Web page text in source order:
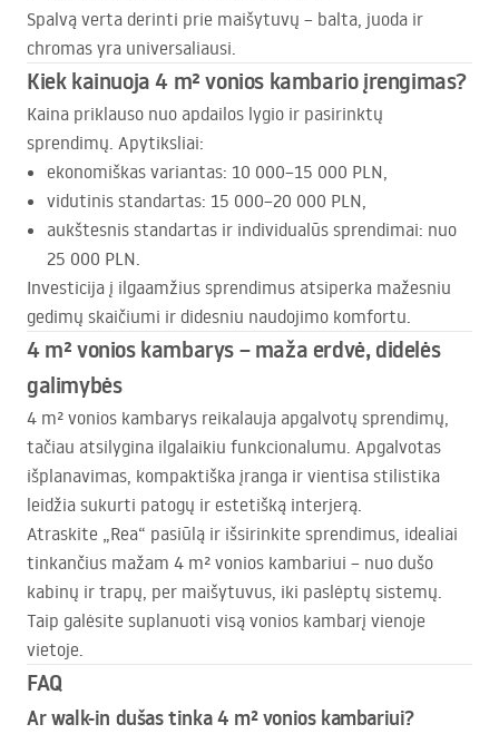
Spalvą verta derinti prie maišytuvų – balta, juoda ir
chromas yra universaliausi.
Kiek kainuoja 4 m² vonios kambario įrengimas?
Kaina priklauso nuo apdailos lygio ir pasirinktų
sprendimų. Apytiksliai:
ekonomiškas variantas: 10 000–15 000 PLN,
vidutinis standartas: 15 000–20 000 PLN,
aukštesnis standartas ir individualūs sprendimai: nuo
25 000 PLN.
Investicija į ilgaamžius sprendimus atsiperka mažesniu
gedimų skaičiumi ir didesniu naudojimo komfortu.
4 m² vonios kambarys – maža erdvė, didelės
galimybės
4 m² vonios kambarys reikalauja apgalvotų sprendimų,
tačiau atsilygina ilgalaikiu funkcionalumu. Apgalvotas
išplanavimas, kompaktiška įranga ir vientisa stilistika
leidžia sukurti patogų ir estetišką interjerą.
Atraskite „Rea“ pasiūlą ir išsirinkite sprendimus, idealiai
tinkančius mažam 4 m² vonios kambariui – nuo dušo
kabinų ir trapų, per maišytuvus, iki paslėptų sistemų.
Taip galėsite suplanuoti visą vonios kambarį vienoje
vietoje.
FAQ
Ar walk-in dušas tinka 4 m² vonios kambariui?